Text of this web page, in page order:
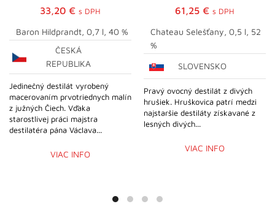
33,20 € s DPH
Baron Hildprandt, 0,7 l, 40 %
ČESKÁ
REPUBLIKA
Jedinečný destilát vyrobený
macerovaním prvotriednych malín
z južných Čiech. Vďaka
starostlivej práci majstra
destilatéra pána Václava...
VIAC INFO
61,25 € s DPH
Chateau Selešťany, 0,5 l, 52
%
SLOVENSKO
Pravý ovocný destilát z divých
hrušiek. Hruškovica patrí medzi
najstaršie destiláty získavané z
lesných divých...
VIAC INFO